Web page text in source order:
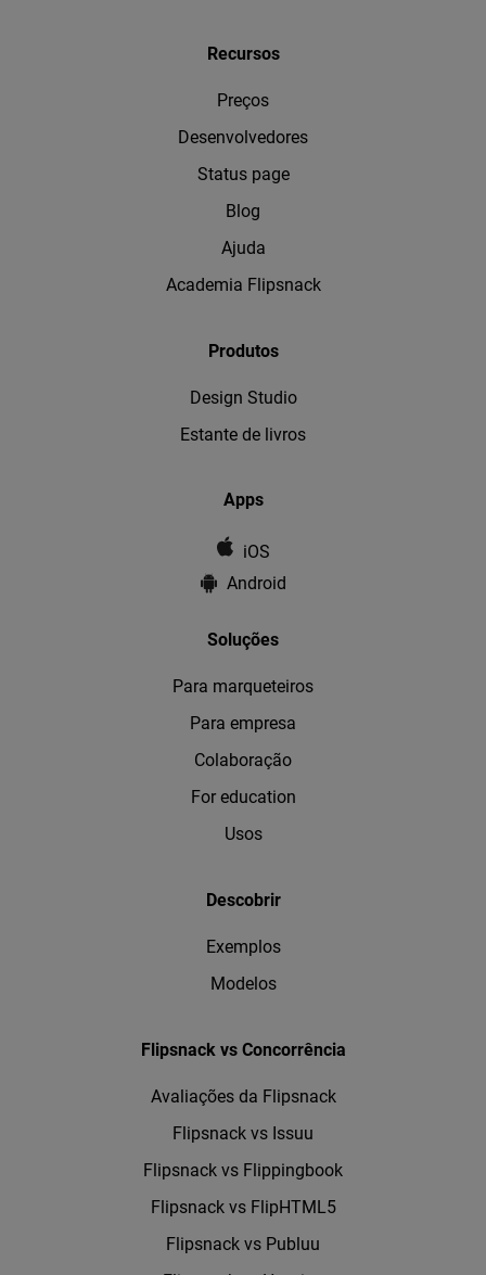
Recursos
Preços
Desenvolvedores
Status page
Blog
Ajuda
Academia Flipsnack
Produtos
Design Studio
Estante de livros
Apps
iOS
Android
Soluções
Para marqueteiros
Para empresa
Colaboração
For education
Usos
Descobrir
Exemplos
Modelos
Flipsnack vs Concorrência
Avaliações da Flipsnack
Flipsnack vs Issuu
Flipsnack vs Flippingbook
Flipsnack vs FlipHTML5
Flipsnack vs Publuu